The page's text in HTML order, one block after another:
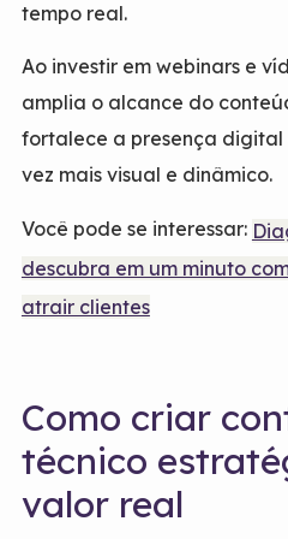
tempo real.
Ao investir em webinars e
amplia o alcance do
fortalece a presença
vez mais visual e dinâmico.
Você pode se interessar:
descubra em um minuto
atrair clientes
Como criar
técnico
valor real